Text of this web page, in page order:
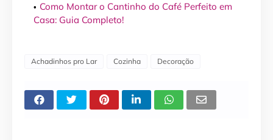
Como Montar o Cantinho do Café Perfeito em
Casa: Guia Completo!
Achadinhos pro Lar Cozinha Decoração